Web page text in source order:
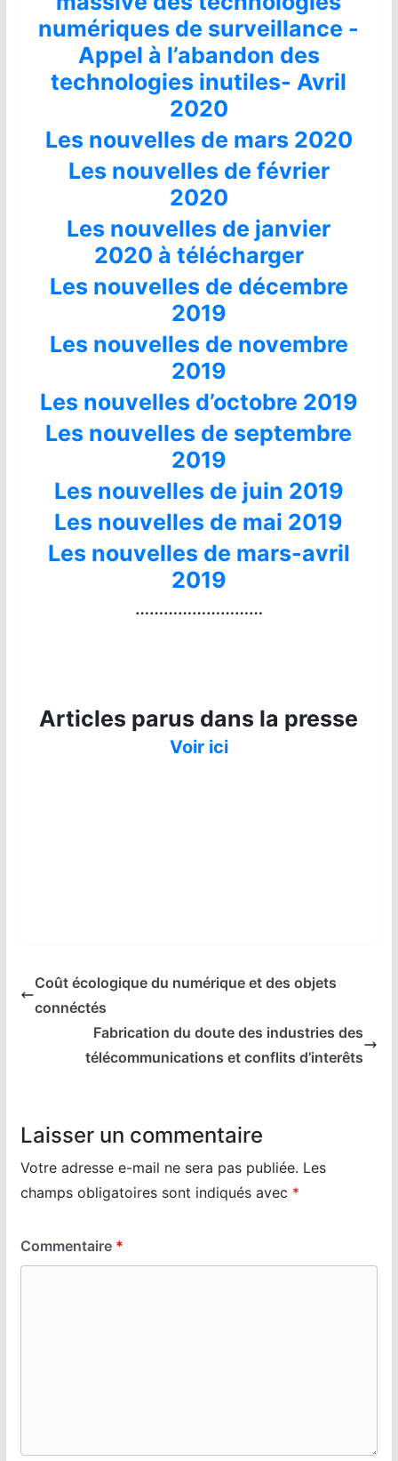
numériques de surveillance -
Appel à l’abandon des
technologies inutiles- Avril
2020
Les nouvelles de mars 2020
Les nouvelles de février
2020
Les nouvelles de janvier
2020 à télécharger
Les nouvelles de décembre
2019
Les nouvelles de novembre
2019
Les nouvelles d’octobre 2019
Les nouvelles de septembre
2019
Les nouvelles de juin 2019
Les nouvelles de mai 2019
Les nouvelles de mars-avril
2019
………………………
Articles parus dans la presse
Voir ici
Coût écologique du numérique et des objets
connéctés
Fabrication du doute des industries des
télécommunications et conflits d’interêts
Laisser un commentaire
Votre adresse e-mail ne sera pas publiée. Les
champs obligatoires sont indiqués avec *
Commentaire *